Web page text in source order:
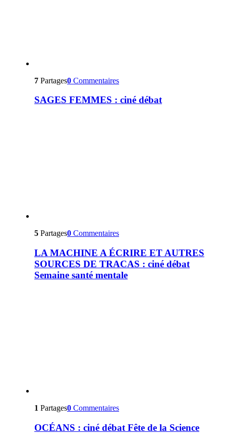
7 Partages0 Commentaires
SAGES FEMMES : ciné débat
5 Partages0 Commentaires
LA MACHINE A ÉCRIRE ET AUTRES
SOURCES DE TRACAS : ciné débat
Semaine santé mentale
1 Partages0 Commentaires
OCÉANS : ciné débat Fête de la Science